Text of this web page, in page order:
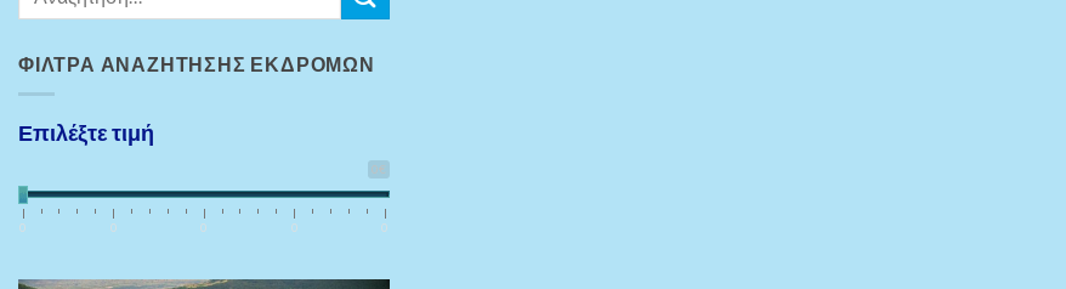
ΦΊΛΤΡΑ ΑΝΑΖΉΤΗΣΗΣ ΕΚΔΡΟΜΏΝ
Επιλέξτε τιμή
0€
0 0 0 0 0